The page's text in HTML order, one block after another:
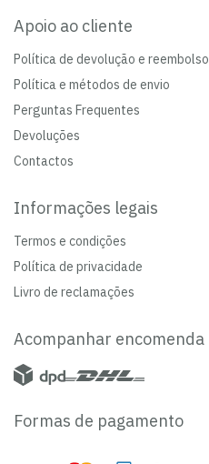
Apoio ao cliente
Política de devolução e reembolso
Política e métodos de envio
Perguntas Frequentes
Devoluções
Contactos
Informações legais
Termos e condições
Política de privacidade
Livro de reclamações
Acompanhar encomenda
Formas de pagamento